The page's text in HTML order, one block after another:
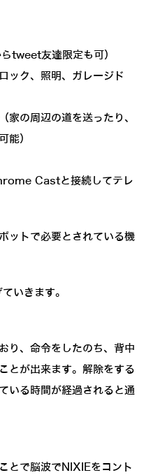
tweet友達限定も可）
ロック、照明、ガレージド
（家の周辺の道を送ったり、
能）
Castと接続してテレ
ットで必要とされている機
いきます。
り、命令をしたのち、背中
とが出来ます。解除をする
いる時間が経過されると通
とで脳波でNIXIEをコント